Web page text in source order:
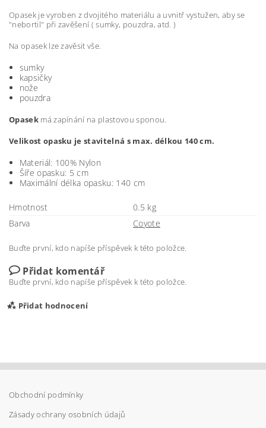
Opasek je vyroben z dvojitého materiálu a uvnitř vystužen, aby se
"nebortil" při zavěšení ( sumky, pouzdra, atd. )
Na opasek lze zavěsit vše.
sumky
kapsičky
nože
pouzdra
Opasekmá zapínání na plastovou sponou.
Velikost opasku je stavitelná s max. délkou 140 cm.
Materiál: 100% Nylon
Šíře opasku: 5 cm
Maximální délka opasku: 140 cm
Hmotnost
0.5 kg
Barva
Coyote
Buďte první, kdo napíše příspěvek k této položce.
Přidat komentář
Buďte první, kdo napíše příspěvek k této položce.
Přidat hodnocení
Obchodní podmínky
Zásady ochrany osobních údajů